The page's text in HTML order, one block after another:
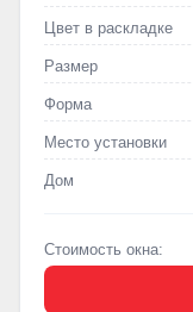
Цвет в раскладке
Размер
Форма
Место установки
Дом
Стоимость окна: